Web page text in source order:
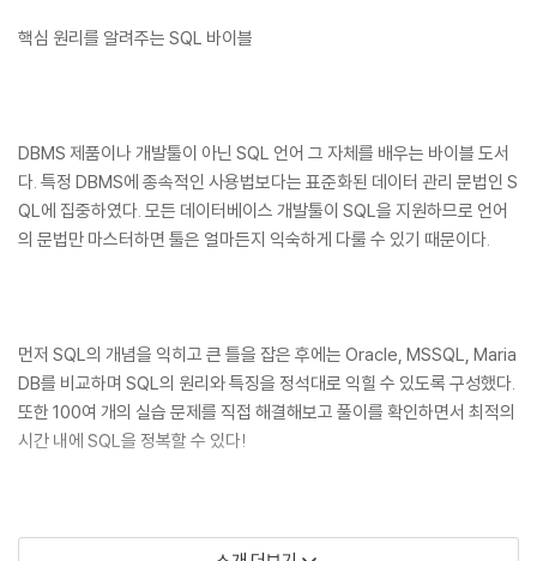
핵심 원리를 알려주는 SQL 바이블
DBMS 제품이나 개발툴이 아닌 SQL 언어 그 자체를 배우는 바이블 도서
다. 특정 DBMS에 종속적인 사용법보다는 표준화된 데이터 관리 문법인 S
QL에 집중하였다. 모든 데이터베이스 개발툴이 SQL을 지원하므로 언어
의 문법만 마스터하면 툴은 얼마든지 익숙하게 다룰 수 있기 때문이다.
먼저 SQL의 개념을 익히고 큰 틀을 잡은 후에는 Oracle, MSSQL, Maria
DB를 비교하며 SQL의 원리와 특징을 정석대로 익힐 수 있도록 구성했다.
또한 100여 개의 실습 문제를 직접 해결해보고 풀이를 확인하면서 최적의
시간 내에 SQL을 정복할 수 있다!